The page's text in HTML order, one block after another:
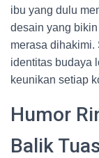
ibu yang dulu
desain yang
merasa dihakimi.
identitas budaya
keunikan setiap
Humor
Balik